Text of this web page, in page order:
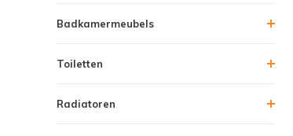
Badkamermeubels
Toiletten
Radiatoren